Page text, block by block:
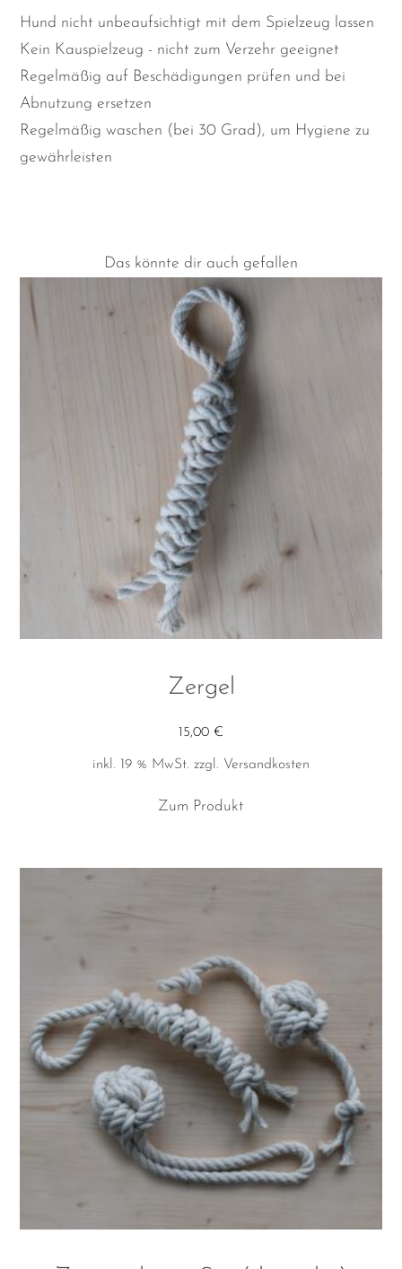
Hund nicht unbeaufsichtigt mit dem Spielzeug lassen
Kein Kauspielzeug - nicht zum Verzehr geeignet
Regelmäßig auf Beschädigungen prüfen und bei
Abnutzung ersetzen
Regelmäßig waschen (bei 30 Grad), um Hygiene zu
gewährleisten
Das könnte dir auch gefallen
Zergel
15,00 €
inkl. 19 % MwSt. zzgl. Versandkosten
Zum Produkt